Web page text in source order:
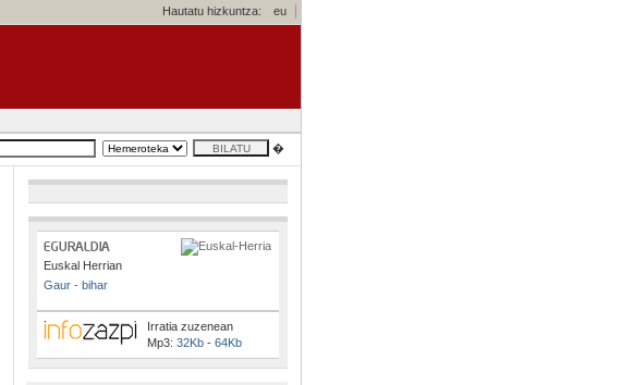
Hautatu hizkuntza:
eu
�
Euskal Herrian
Gaur - bihar
Irratia zuzenean
Mp3:32Kb-64Kb